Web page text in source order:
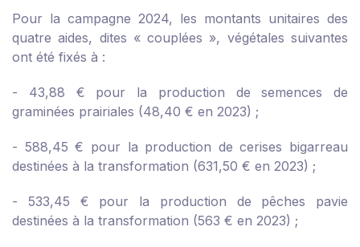
Pour la campagne 2024, les montants unitaires des
quatre aides, dites « couplées », végétales suivantes
ont été fixés à :
- 43,88 € pour la production de semences de
graminées prairiales (48,40 € en 2023) ;
- 588,45 € pour la production de cerises bigarreau
destinées à la transformation (631,50 € en 2023) ;
- 533,45 € pour la production de pêches pavie
destinées à la transformation (563 € en 2023) ;